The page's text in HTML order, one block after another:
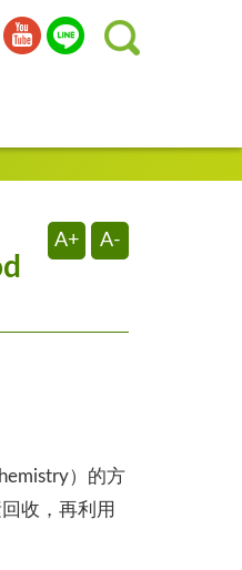
A+ A-
）的方
收，再利用